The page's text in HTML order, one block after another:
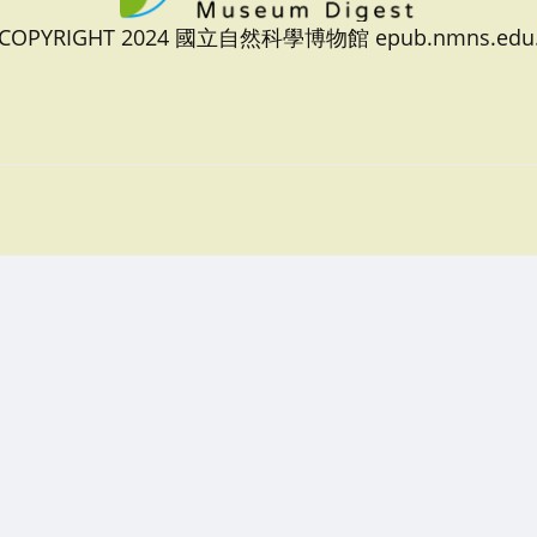
2024 國立自然科學博物館